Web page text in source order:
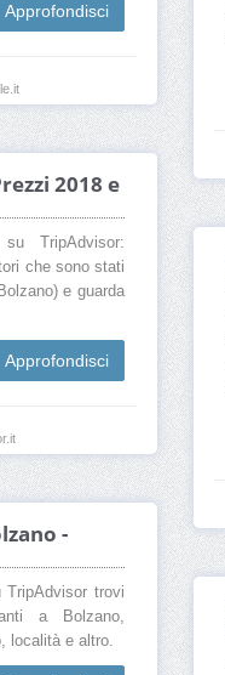
Approfondisci
2018 e
TripAdvisor:
che sono stati
e guarda
Approfondisci
-
TripAdvisor trovi
a Bolzano,
località e altro.